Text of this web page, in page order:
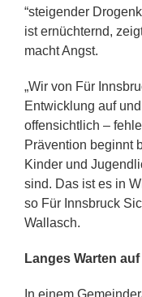
“steigender
ist ernüchternd,
macht Angst.
„Wir von Für
Entwicklung auf
offensichtlich –
Prävention beginnt
Kinder und
sind. Das ist es in
so Für Innsbruck
Wallasch.
Langes Warten
In einem